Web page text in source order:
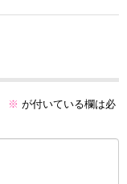
※ が付いている欄は必